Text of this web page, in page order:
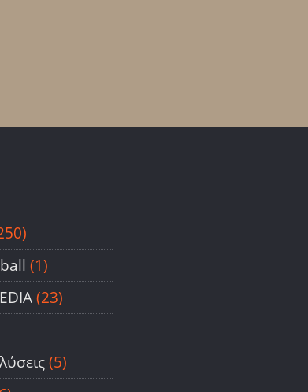
(1)
(23)
(5)